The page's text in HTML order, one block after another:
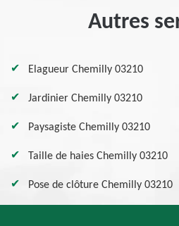
Autres
Elagueur Chemilly 03210
Jardinier Chemilly 03210
Paysagiste Chemilly 03210
Taille de haies Chemilly 03210
Pose de clôture Chemilly 03210